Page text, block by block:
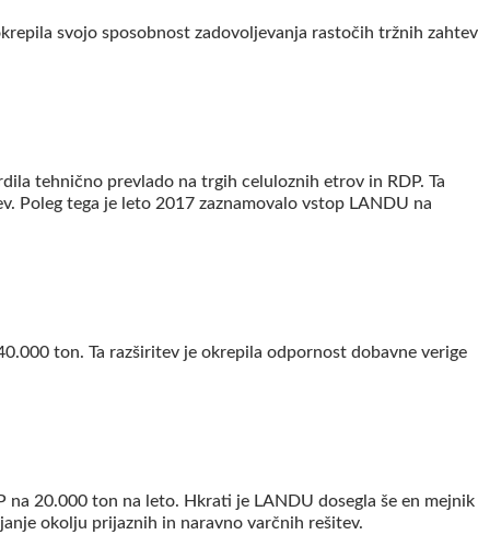
svojo sposobnost zadovoljevanja rastočih tržnih zahtev
tehnično prevlado na trgih celuloznih etrov in RDP. Ta
Poleg tega je leto 2017 zaznamovalo vstop LANDU na
ton. Ta razširitev je okrepila odpornost dobavne verige
20.000 ton na leto. Hkrati je LANDU dosegla še en mejnik
okolju prijaznih in naravno varčnih rešitev.